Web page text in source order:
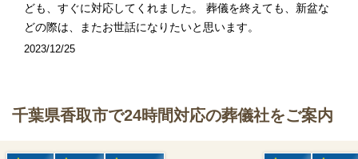
ども、すぐに対応してくれました。 葬儀を終えても、新盆な
どの際は、またお世話になりたいと思います。
2023/12/25
千葉県香取市で24時間対応の葬儀社をご案内